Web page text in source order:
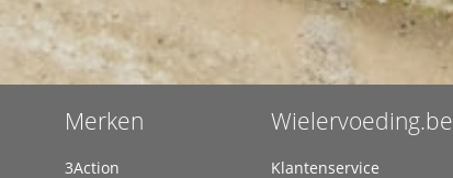
Merken
3Action
Wielervoeding.be
Klantenservice